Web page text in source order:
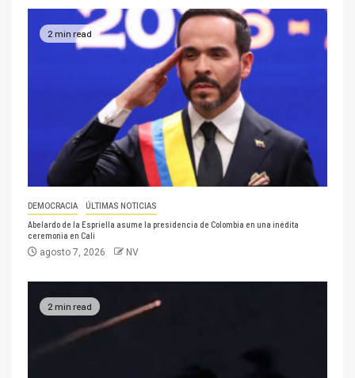
2 min read
DEMOCRACIA ÚLTIMAS NOTICIAS
Abelardo de la Espriella asume la presidencia de Colombia en una inédita
ceremonia en Cali
agosto 7, 2026 NV
2 min read